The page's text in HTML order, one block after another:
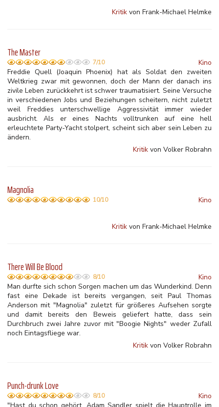
Kritik von Frank-Michael Helmke
The Master
7/10
Kino
Freddie Quell (Joaquin Phoenix) hat als Soldat den zweiten
Weltkrieg zwar mit gewonnen, doch der Mann der danach ins
zivile Leben zurückkehrt ist schwer traumatisiert. Seine Versuche
in verschiedenen Jobs und Beziehungen scheitern, nicht zuletzt
weil Freddies unterschwellige Aggressivität immer wieder
ausbricht. Als er eines Nachts volltrunken auf eine hell
erleuchtete Party-Yacht stolpert, scheint sich aber sein Leben zu
ändern.
Kritik von Volker Robrahn
Magnolia
10/10 Kino
Kritik von Frank-Michael Helmke
There Will Be Blood
8/10
Kino
Man durfte sich schon Sorgen machen um das Wunderkind. Denn
fast eine Dekade ist bereits vergangen, seit Paul Thomas
Anderson mit "Magnolia" zuletzt für größeres Aufsehen sorgte
und damit bereits den Beweis geliefert hatte, dass sein
Durchbruch zwei Jahre zuvor mit "Boogie Nights" weder Zufall
noch Eintagsfliege war.
Kritik von Volker Robrahn
Punch-drunk Love
8/10
Kino